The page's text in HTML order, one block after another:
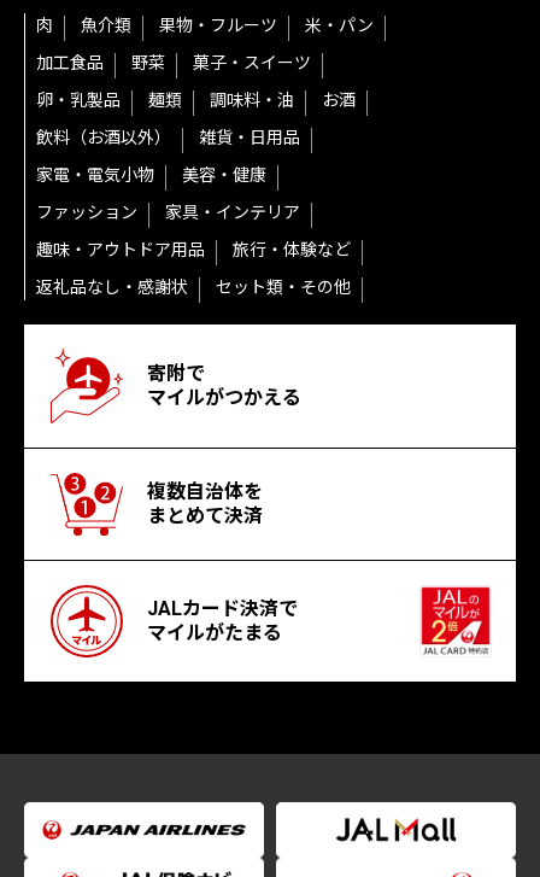
肉 魚介類 果物・フルーツ
米・パン
加工食品
野菜
菓子・スイーツ
卵・乳製品
麺類 調味料・油
お酒
飲料（お酒以外）
雑貨・日用品
家電・電気小物
美容・健康
ファッション
家具・インテリア
趣味・アウトドア用品
旅行・体験など
返礼品なし・感謝状
セット類・その他
寄附で
マイルがつかえる
複数自治体を
まとめて決済
JALカード決済で
マイルがたまる